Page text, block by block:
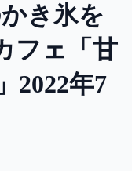
き氷を
フェ「甘
2022年7